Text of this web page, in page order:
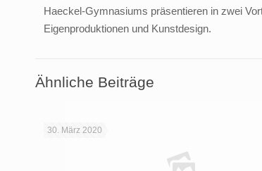
Haeckel-Gymnasiums präsentieren in zwei
Eigenproduktionen und Kunstdesign.
Ähnliche Beiträge
30. März 2020